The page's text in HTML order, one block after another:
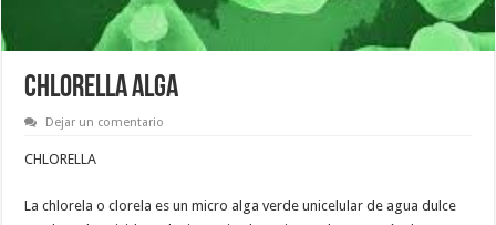
CHLORELLA alga
Dejar un comentario
CHLORELLA
La chlorela o clorela es un micro alga verde unicelular de agua dulce